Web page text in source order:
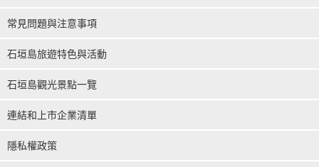
常見問題與注意事項
石垣島旅遊特色與活動
石垣島觀光景點一覽
連結和上市企業清單
隱私權政策